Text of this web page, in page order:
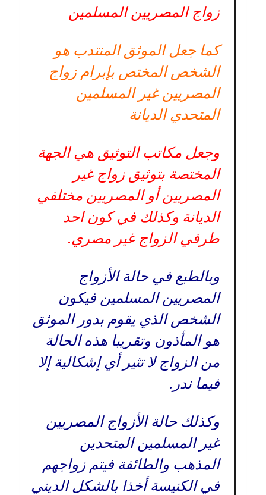
زواج المصريين المسلمين
كما جعل الموثق المنتدب هو
الشخص المختص بإبرام زواج
المصريين غير المسلمين
المتحدي الديانة
وجعل مكاتب التوثيق هي الجهة
المختصة بتوثيق زواج غير
المصريين أو المصريين مختلفي
الديانة وكذلك في كون احد
طرفي الزواج غير مصري.
وبالطبع في حالة الأزواج
المصريين المسلمين فيكون
الشخص الذي يقوم بدور الموثق
هو المأذون وتقريبا هذه الحالة
من الزواج لا تثير أي إشكالية إلا
فيما ندر.
وكذلك حالة الأزواج المصريين
غير المسلمين المتحدين
المذهب والطائفة فيتم زواجهم
في الكنيسة أخذا بالشكل الديني